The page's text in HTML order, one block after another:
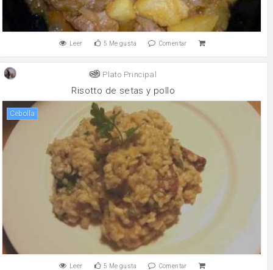
Leer 5 Me gusta Comentar
Plato Principal
Risotto de setas y pollo
cebolla
Leer 5 Me gusta Comentar